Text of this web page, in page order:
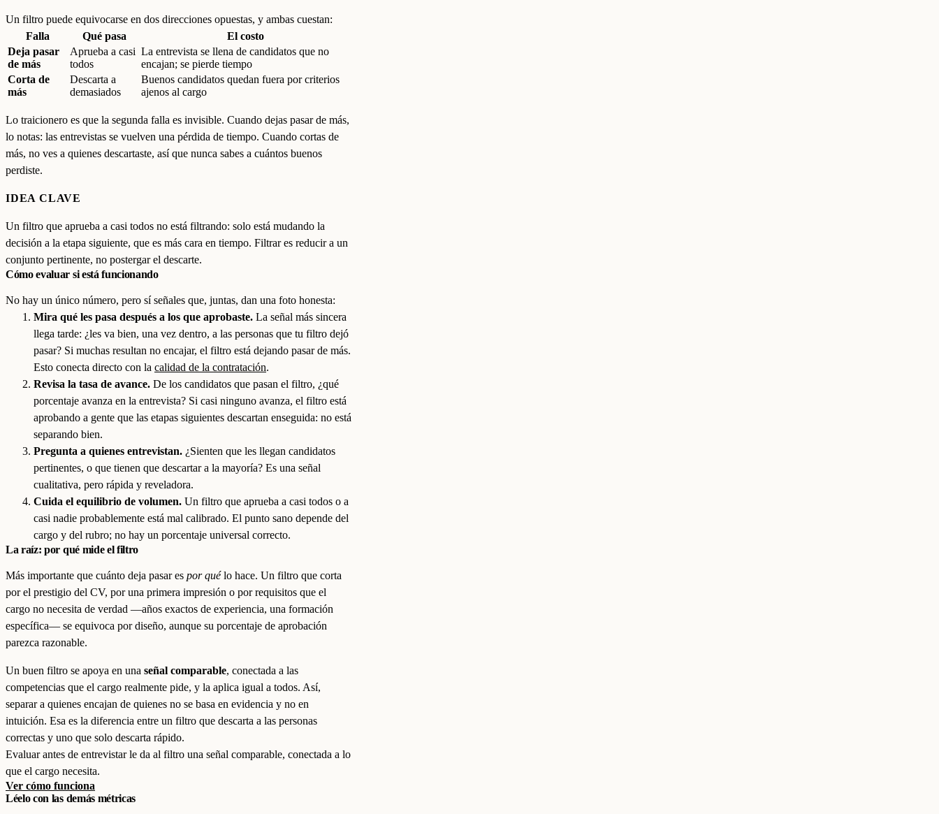
Un filtro puede equivocarse en dos direcciones opuestas, y ambas cuestan:
Falla
Qué pasa
El costo
Deja pasar
de más
Aprueba a casi
todos
La entrevista se llena de candidatos que no
encajan; se pierde tiempo
Corta de
más
Descarta a
demasiados
Buenos candidatos quedan fuera por criterios
ajenos al cargo
Lo traicionero es que la segunda falla es invisible. Cuando dejas pasar de más,
lo notas: las entrevistas se vuelven una pérdida de tiempo. Cuando cortas de
más, no ves a quienes descartaste, así que nunca sabes a cuántos buenos
perdiste.
IDEA CLAVE
Un filtro que aprueba a casi todos no está filtrando: solo está mudando la
decisión a la etapa siguiente, que es más cara en tiempo. Filtrar es reducir a un
conjunto pertinente, no postergar el descarte.
Cómo evaluar si está funcionando
No hay un único número, pero sí señales que, juntas, dan una foto honesta:
Mira qué les pasa después a los que aprobaste. La señal más sincera
llega tarde: ¿les va bien, una vez dentro, a las personas que tu filtro dejó
pasar? Si muchas resultan no encajar, el filtro está dejando pasar de más.
Esto conecta directo con la calidad de la contratación.
Revisa la tasa de avance. De los candidatos que pasan el filtro, ¿qué
porcentaje avanza en la entrevista? Si casi ninguno avanza, el filtro está
aprobando a gente que las etapas siguientes descartan enseguida: no está
separando bien.
Pregunta a quienes entrevistan. ¿Sienten que les llegan candidatos
pertinentes, o que tienen que descartar a la mayoría? Es una señal
cualitativa, pero rápida y reveladora.
Cuida el equilibrio de volumen. Un filtro que aprueba a casi todos o a
casi nadie probablemente está mal calibrado. El punto sano depende del
cargo y del rubro; no hay un porcentaje universal correcto.
La raíz: por qué mide el filtro
Más importante que cuánto deja pasar es por quélo hace. Un filtro que corta
por el prestigio del CV, por una primera impresión o por requisitos que el
cargo no necesita de verdad —años exactos de experiencia, una formación
específica— se equivoca por diseño, aunque su porcentaje de aprobación
parezca razonable.
Un buen filtro se apoya en una señal comparable, conectada a las
competencias que el cargo realmente pide, y la aplica igual a todos. Así,
separar a quienes encajan de quienes no se basa en evidencia y no en
intuición. Esa es la diferencia entre un filtro que descarta a las personas
correctas y uno que solo descarta rápido.
Evaluar antes de entrevistar le da al filtro una señal comparable, conectada a lo
que el cargo necesita.
Ver cómo funciona
Léelo con las demás métricas